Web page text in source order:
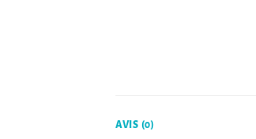
AVIS (0)